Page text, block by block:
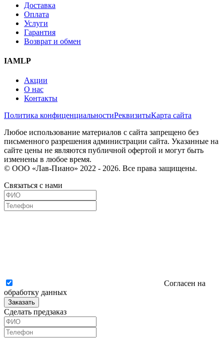
Доставка
Оплата
Услуги
Гарантия
Возврат и обмен
IAMLP
Акции
О нас
Контакты
Политика конфиценциальностиРеквизитыКарта сайта
Любое использование материалов с сайта запрещено без
письменного разрешения администрации сайта. Указанные на
сайте цены не являются публичной офертой и могут быть
изменены в любое время.
© ООО «Лав-Пиано» 2022 - 2026. Все права защищены.
Связаться с нами
Согласен на
обработку данных
Заказать
Сделать предзаказ